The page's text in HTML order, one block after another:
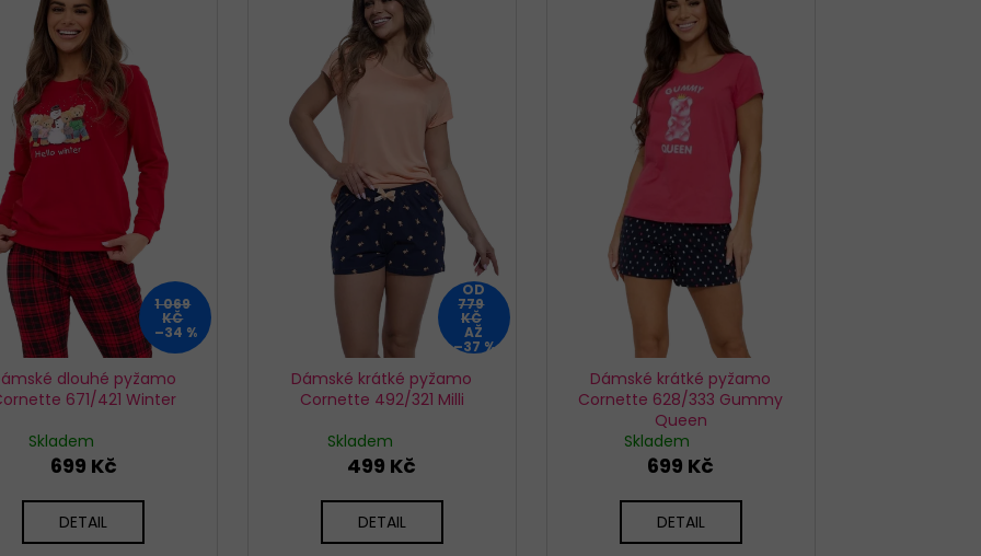
1 069
KČ
–34 %
dlouhé pyžamo
671/421 Winter
Skladem
699 Kč
DETAIL
OD
779
KČ
AŽ
–37 %
Dámské krátké pyžamo
Cornette 492/321 Milli
Skladem
499 Kč
DETAIL
Dámské krátké pyžamo
Cornette 628/333 Gummy
Queen
Skladem
699 Kč
DETAIL
KALHOTKY BAVLNĚNÉ 3679 LOVELYGIRL
179 Kč
KALHOTKY JULIMEX SIMPLE BÉŽOVÉ
199 Kč